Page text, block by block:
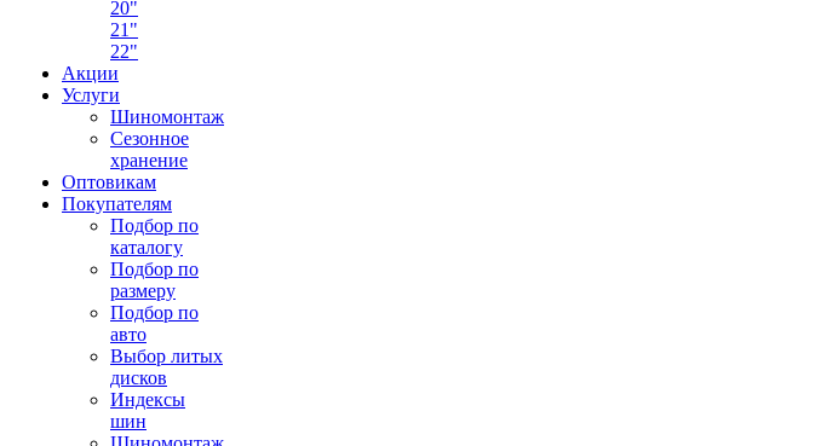
20"
21"
22"
Акции
Услуги
Шиномонтаж
Сезонное
хранение
Оптовикам
Покупателям
Подбор по
каталогу
Подбор по
размеру
Подбор по
авто
Выбор литых
дисков
Индексы
шин